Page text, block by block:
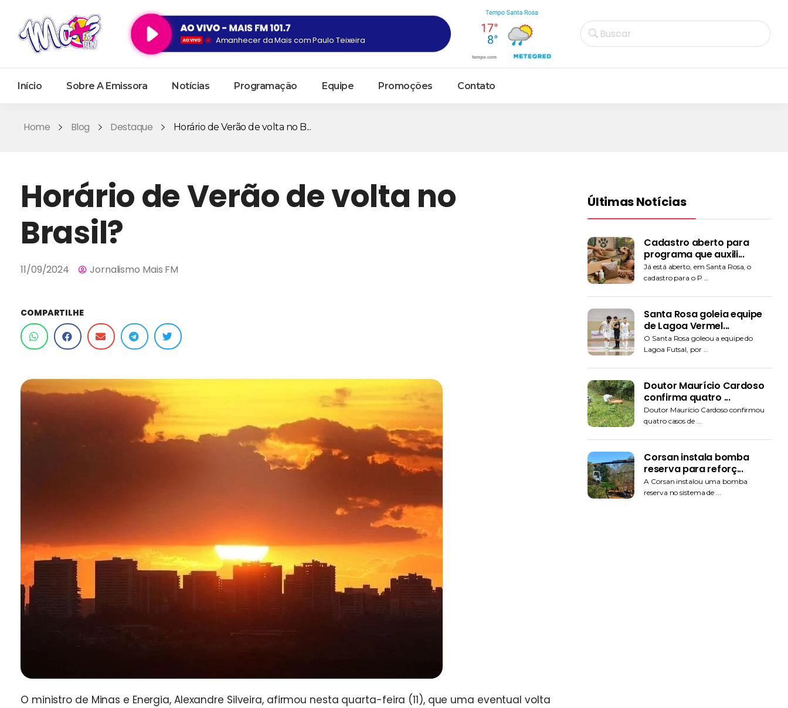
Amanhecer da Mais com Paulo Teixeira Buscar
Início Sobre A Emissora Notícias Programação Equipe Promoções Contato
Home Blog Destaque Horário de Verão de volta no B...
Horário de Verão de volta no
Brasil?
11/09/2024 Jornalismo Mais FM
COMPARTILHE
O ministro de Minas e Energia, Alexandre Silveira, afirmou nesta quarta-feira (11), que uma eventual volta
Últimas Notícias
Cadastro aberto para
programa que auxili...
Já está aberto, em Santa Rosa, o
cadastro para o P ...
Santa Rosa goleia equipe
de Lagoa Vermel...
O Santa Rosa goleou a equipe do
Lagoa Futsal, por ...
Doutor Maurício Cardoso
confirma quatro ...
Doutor Maurício Cardoso confirmou
quatro casos de ...
Corsan instala bomba
reserva para reforç...
A Corsan instalou uma bomba
reserva no sistema de ...